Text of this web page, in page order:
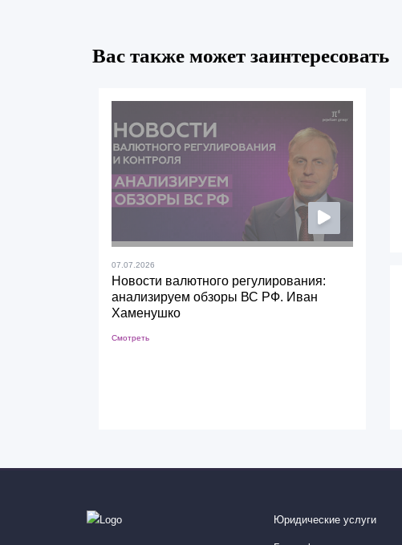
Вас также может заинтересовать
07.07.2026
Новости валютного регулирования:
анализируем обзоры ВС РФ. Иван
Хаменушко
Смотреть
Юридические услуги